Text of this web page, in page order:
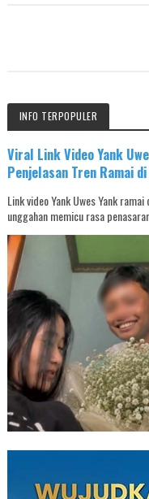
INFO TERPOPULER
Viral Link Video Yank
Penjelasan Tren Ramai
Link video Yank Uwes Yank
unggahan memicu rasa